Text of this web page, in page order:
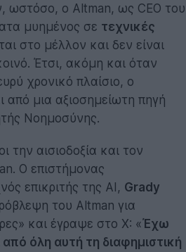
ωστόσο, ο Altman, ως CEO του
μυημένος σε τεχνικές
στο μέλλον και δεν είναι
Έτσι, ακόμη και όταν
χρονικό πλαίσιο, ο
από μια αξιοσημείωτη πηγή
Νοημοσύνης.
την αισιοδοξία και τον
Ο επιστήμονας
επικριτής της AI, Grady
του Altman για
και έγραψε στο X: «Έχω
όλη αυτή τη διαφημιστική